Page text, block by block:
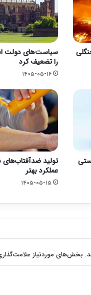
سیاست‌های دولت
را تضعیف کرد
۱۴۰۵-۰۵-۱۶
تولید ضدآفتاب‌های
عملکرد بهتر
۱۴۰۵-۰۵-۱۵
بخش‌های موردنیاز